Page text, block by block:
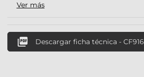
Ver más
 Descargar ficha técnica - CF916